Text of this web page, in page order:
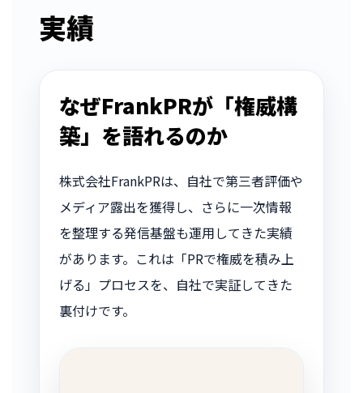
実績
なぜFrankPRが「権威構
築」を語れるのか
株式会社FrankPRは、自社で第三者評価や
メディア露出を獲得し、さらに一次情報
を整理する発信基盤も運用してきた実績
があります。これは「PRで権威を積み上
げる」プロセスを、自社で実証してきた
裏付けです。